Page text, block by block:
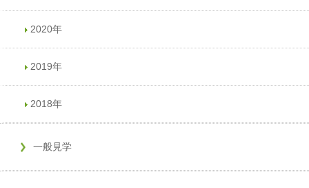
2020年
2019年
2018年
一般見学